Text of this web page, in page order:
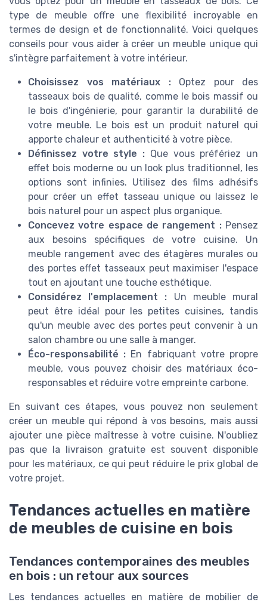
type de meuble offre une flexibilité incroyable en
termes de design et de fonctionnalité. Voici quelques
conseils pour vous aider à créer un meuble unique qui
s'intègre parfaitement à votre intérieur.
Choisissez vos matériaux :Optez pour des
tasseaux bois de qualité, comme le bois massif ou
le bois d'ingénierie, pour garantir la durabilité de
votre meuble. Le bois est un produit naturel qui
apporte chaleur et authenticité à votre pièce.
Définissez votre style : Que vous préfériez un
effet bois moderne ou un look plus traditionnel, les
options sont infinies. Utilisez des films adhésifs
pour créer un effet tasseau unique ou laissez le
bois naturel pour un aspect plus organique.
Concevez votre espace de rangement :Pensez
aux besoins spécifiques de votre cuisine. Un
meuble rangement avec des étagères murales ou
des portes effet tasseaux peut maximiser l'espace
tout en ajoutant une touche esthétique.
Considérez l'emplacement : Un meuble mural
peut être idéal pour les petites cuisines, tandis
qu'un meuble avec des portes peut convenir à un
salon chambre ou une salle à manger.
Éco-responsabilité : En fabriquant votre propre
meuble, vous pouvez choisir des matériaux éco-
responsables et réduire votre empreinte carbone.
En suivant ces étapes, vous pouvez non seulement
créer un meuble qui répond à vos besoins, mais aussi
ajouter une pièce maîtresse à votre cuisine. N'oubliez
pas que la livraison gratuite est souvent disponible
pour les matériaux, ce qui peut réduire le prix global de
votre projet.
Tendances actuelles en matière
de meubles de cuisine en bois
Tendances contemporaines des meubles
en bois : un retour aux sources
Les tendances actuelles en matière de mobilier de